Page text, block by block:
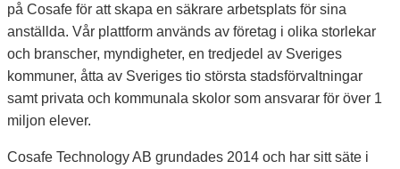
på Cosafe för att skapa en säkrare arbetsplats för sina
anställda. Vår plattform används av företag i olika storlekar
och branscher, myndigheter, en tredjedel av Sveriges
kommuner, åtta av Sveriges tio största stadsförvaltningar
samt privata och kommunala skolor som ansvarar för över 1
miljon elever.
Cosafe Technology AB grundades 2014 och har sitt säte i